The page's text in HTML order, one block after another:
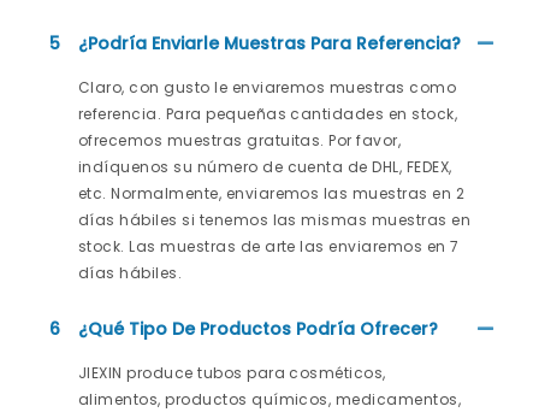
5 ¿Podría Enviarle Muestras Para Referencia?
Claro, con gusto le enviaremos muestras como
referencia. Para pequeñas cantidades en stock,
ofrecemos muestras gratuitas. Por favor,
indíquenos su número de cuenta de DHL, FEDEX,
etc. Normalmente, enviaremos las muestras en 2
días hábiles si tenemos las mismas muestras en
stock. Las muestras de arte las enviaremos en 7
días hábiles.
6 ¿Qué Tipo De Productos Podría Ofrecer?
JIEXIN produce tubos para cosméticos,
alimentos, productos químicos, medicamentos,